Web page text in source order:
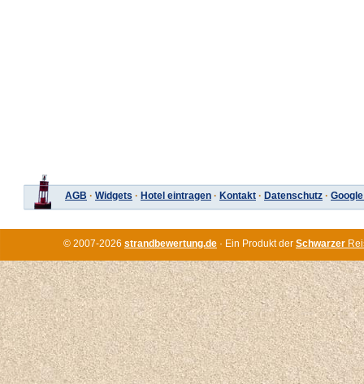
AGB · Widgets · Hotel eintragen · Kontakt · Datenschutz ·
© 2007-2026 strandbewertung.de · Ein Produkt der Schwarzer